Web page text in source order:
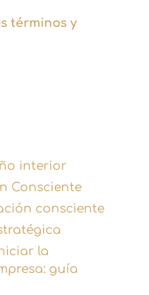
términos y
interior
Consciente
consciente
la
guía